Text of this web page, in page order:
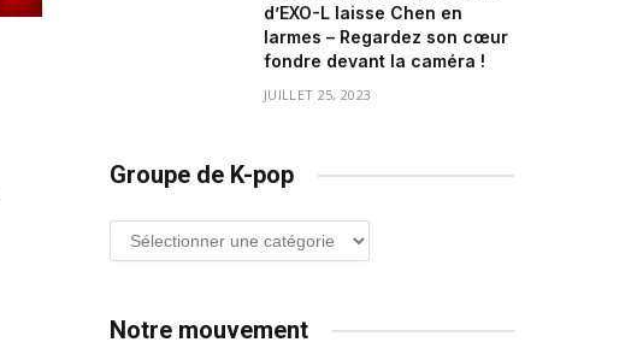
d’EXO-L laisse Chen en
larmes – Regardez son cœur
fondre devant la caméra !
JUILLET 25, 2023
Groupe de K-pop
Groupe
de
Notre mouvement